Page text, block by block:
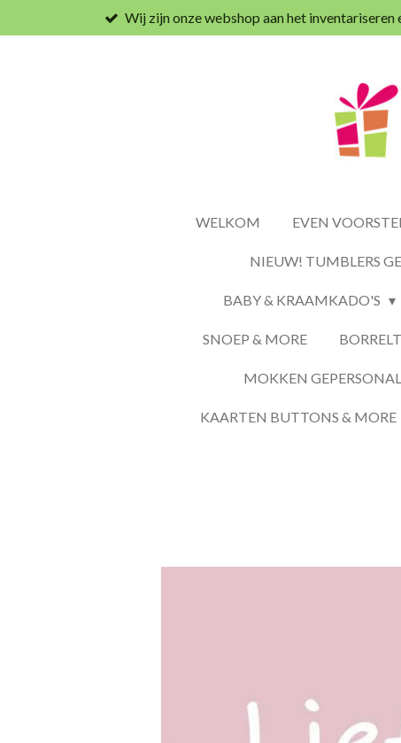
direct
Wij zijn onze webshop aan het inventariseren
WELKOM EVEN
NIEUW! TUMBLERS
BABY & KRAAMKADO'S
SNOEP & MORE
MOKKEN
KAARTEN BUTTONS & MORE